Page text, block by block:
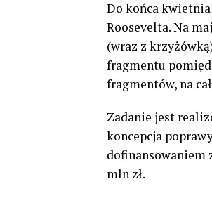
Do końca
Roosevelta. Na
(wraz z
fragmentu
fragmentów, na
Zadanie jest
koncepcja
dofinansowaniem
mln zł.